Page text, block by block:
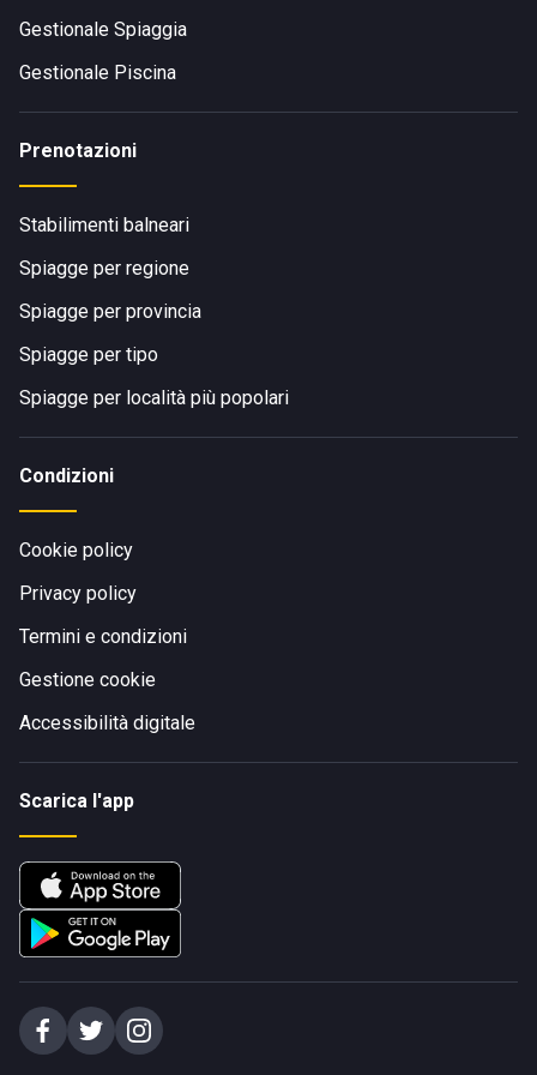
Gestionale Spiaggia
Gestionale Piscina
Prenotazioni
Stabilimenti balneari
Spiagge per regione
Spiagge per provincia
Spiagge per tipo
Spiagge per località più popolari
Condizioni
Cookie policy
Privacy policy
Termini e condizioni
Gestione cookie
Accessibilità digitale
Scarica l'app